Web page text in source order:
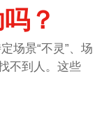
？
场景“不灵”、场
不到人。这些